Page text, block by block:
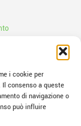
i cookie per
consenso a queste
di navigazione o
può influire